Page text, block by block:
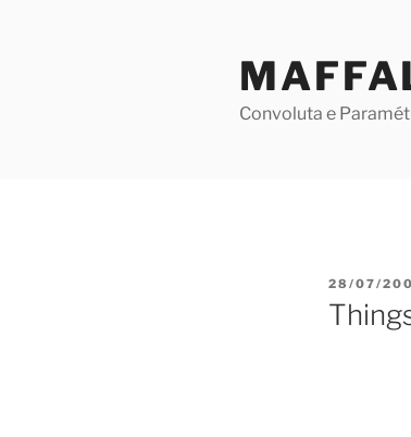
Convoluta e
POSTED
ON
28/07/